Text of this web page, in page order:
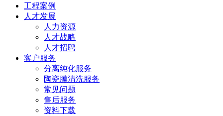
工程案例
人才发展
人力资源
人才战略
人才招聘
客户服务
分离纯化服务
陶瓷膜清洗服务
常见问题
售后服务
资料下载